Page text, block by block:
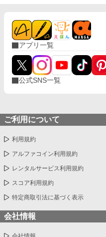
アプリ一覧
公式SNS一覧
ご利用について
利用規約
アルファコイン利用規約
レンタルサービス利用規約
スコア利用規約
特定商取引法に基づく表示
会社情報